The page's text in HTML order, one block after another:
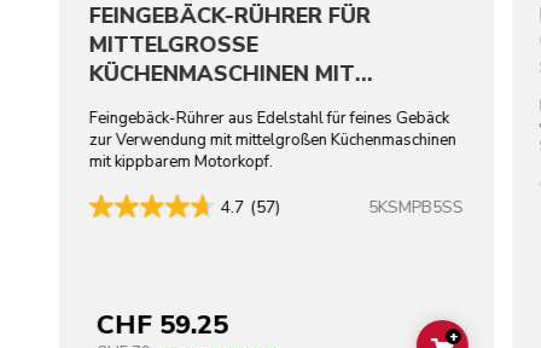
FEINGEBÄCK-RÜHRER FÜR
MITTELGROSSE
KÜCHENMASCHINEN MIT
EDELSTAHL
Feingebäck-Rührer aus Edelstahl für feines Gebäck
zur Verwendung mit mittelgroßen Küchenmaschinen
mit kippbarem Motorkopf.
4.7 (57) 5KSMPB5SS
CHF 59.25 +